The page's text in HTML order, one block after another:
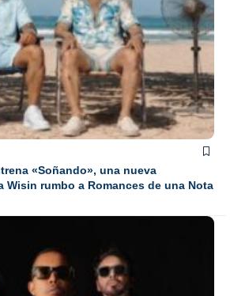
«Soñando», una nueva
rumbo a Romances de una Nota